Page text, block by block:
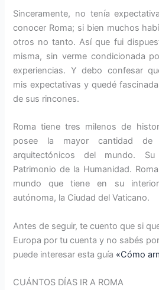
Sinceramente, no tenía
conocer Roma; si bien muchos
otros no tanto. Así que fui
misma, sin verme condicionada
experiencias. Y debo confesar
mis expectativas y quedé
de sus rincones.
Roma tiene tres milenos de
posee la mayor cantidad de
arquitectónicos del mundo.
Patrimonio de la Humanidad.
mundo que tiene en su
autónoma, la Ciudad del Vaticano.
Antes de seguir, te cuento que si
Europa por tu cuenta y no sabés
puede interesar esta guía «Cómo
CUÁNTOS DÍAS IR A ROMA